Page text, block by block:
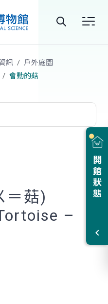
開館狀態
訊
戶外庭園
會動的菇
＝菇)
–